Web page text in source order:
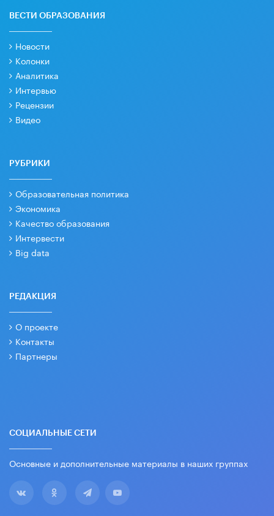
ВЕСТИ ОБРАЗОВАНИЯ
Новости
Колонки
Аналитика
Интервью
Рецензии
Видео
РУБРИКИ
Образовательная политика
Экономика
Качество образования
Интервести
Big data
РЕДАКЦИЯ
О проекте
Контакты
Партнеры
СОЦИАЛЬНЫЕ СЕТИ
Основные и дополнительные материалы в наших группах